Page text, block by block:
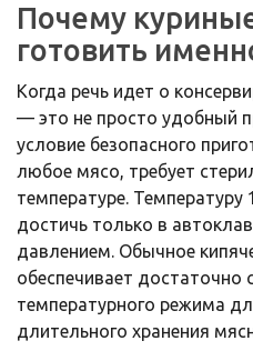
Почему
готовить
Когда речь идет о
— это не просто удобный
условие безопасного
любое мясо, требует
температуре.
достичь только в
давлением. Обычное
обеспечивает достаточно
температурного режима
длительного хранения